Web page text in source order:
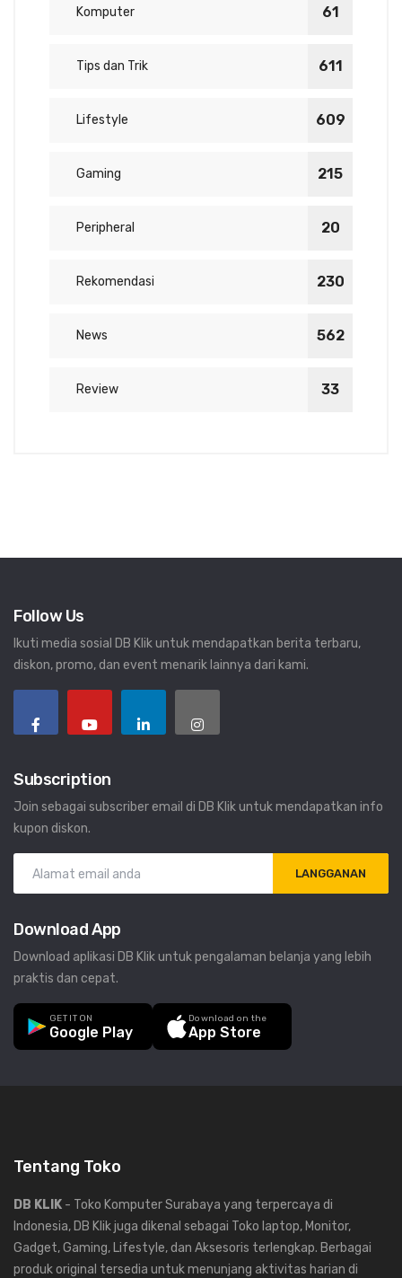
Komputer 61
Tips dan Trik 611
Lifestyle 609
Gaming 215
Peripheral 20
Rekomendasi 230
News 562
Review 33
Follow Us
Ikuti media sosial DB Klik untuk mendapatkan berita terbaru,
diskon, promo, dan event menarik lainnya dari kami.
Subscription
Join sebagai subscriber email di DB Klik untuk mendapatkan info
kupon diskon.
LANGGANAN
Download App
Download aplikasi DB Klik untuk pengalaman belanja yang lebih
praktis dan cepat.
GET IT ON
Google Play
Download on the
App Store
Tentang Toko
DB KLIK - Toko Komputer Surabaya yang terpercaya di
Indonesia, DB Klik juga dikenal sebagai Toko laptop, Monitor,
Gadget, Gaming, Lifestyle, dan Aksesoris terlengkap. Berbagai
produk original tersedia untuk menunjang aktivitas harian di